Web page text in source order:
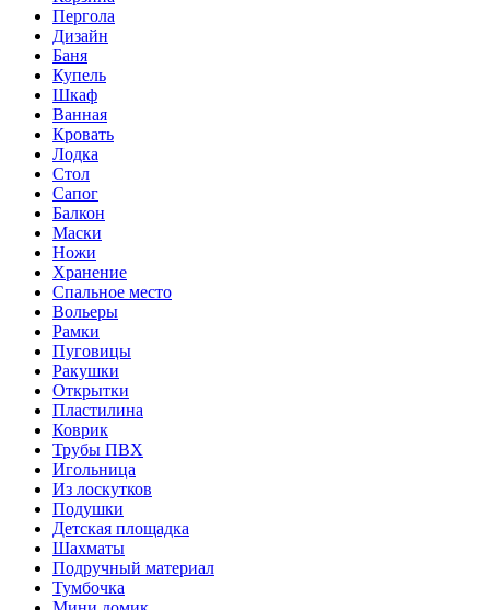
Пергола
Дизайн
Баня
Купель
Шкаф
Ванная
Кровать
Лодка
Стол
Сапог
Балкон
Маски
Ножи
Хранение
Спальное место
Вольеры
Рамки
Пуговицы
Ракушки
Открытки
Пластилина
Коврик
Трубы ПВХ
Игольница
Из лоскутков
Подушки
Детская площадка
Шахматы
Подручный материал
Тумбочка